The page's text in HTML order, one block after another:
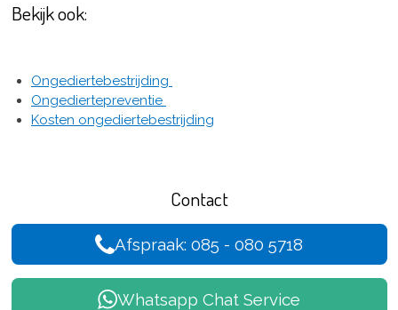
Bekijk ook:
Ongediertebestrijding
Ongediertepreventie
Kosten ongediertebestrijding
Contact
Afspraak: 085 - 080 5718
Whatsapp Chat Service